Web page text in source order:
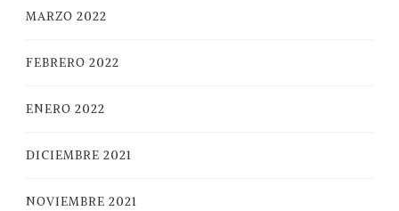
MARZO 2022
FEBRERO 2022
ENERO 2022
DICIEMBRE 2021
NOVIEMBRE 2021